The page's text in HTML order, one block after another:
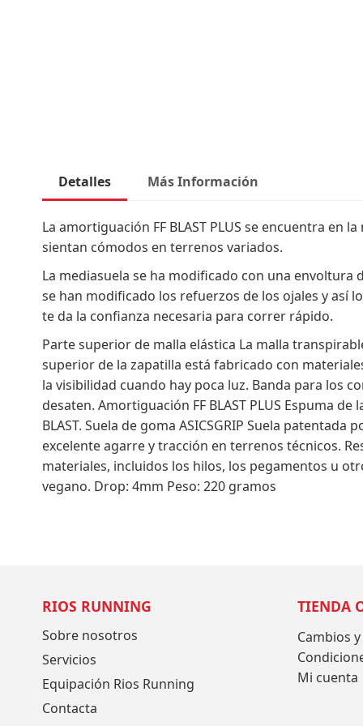
Detalles
La amortiguación FF BLAST PLUS se encuentra
sientan cómodos en terrenos variados.​
La mediasuela se ha modificado con una
se han modificado los refuerzos de los ojales y así
te da la confianza necesaria para correr rápido.
Parte superior de malla elástica La malla
superior de la zapatilla está fabricado con
la visibilidad cuando hay poca luz. Banda para los
desaten. Amortiguación FF BLAST PLUS Espuma
BLAST. Suela de goma ASICSGRIP Suela
excelente agarre y tracción en terrenos técnicos.
materiales, incluidos los hilos, los pegamentos u
vegano. Drop: 4mm Peso: 220 gramos
Más Información
RIOS RUNNING
Sobre nosotros
Servicios
Equipación Rios Running
Contacta
TIENDA
Cambios
Mi cuenta